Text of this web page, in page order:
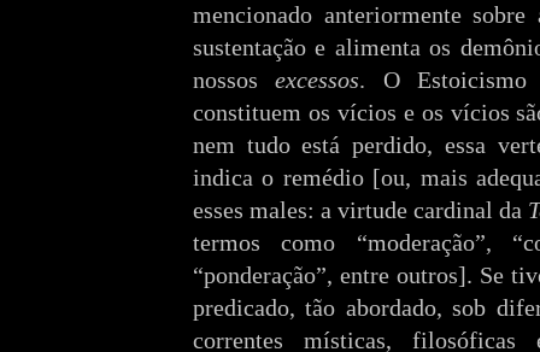
mencionado anteriormente
sustentação e alimenta os
nossosexcessos. O Estoicismo
constituem os vícios e os vícios
nem tudo está perdido, essa
indica o remédio [ou, mais
esses males: a virtude cardinal da
termos como “moderação”,
“ponderação”, entre outros]. Se
predicado, tão abordado, sob
correntes místicas,